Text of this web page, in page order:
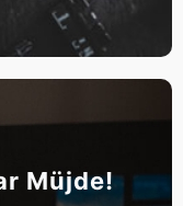
Müjde!